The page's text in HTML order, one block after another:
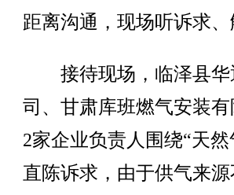
距离沟通，现场听诉求
接待现场，临泽县华
司、甘肃库班燃气安装
2家企业负责人围绕“天
直陈诉求，由于供气来